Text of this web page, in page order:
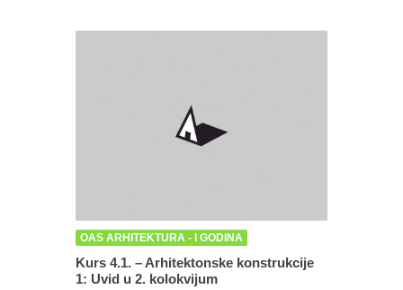
OAS ARHITEKTURA - I GODINA
Kurs 4.1. – Arhitektonske konstrukcije
1: Uvid u 2. kolokvijum